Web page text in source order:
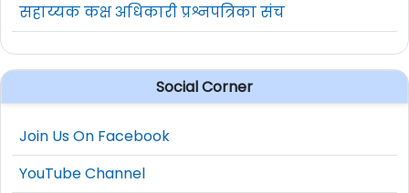
सहाय्यक कक्ष अधिकारी प्रश्नपत्रिका संच
Social Corner
Join Us On Facebook
YouTube Channel